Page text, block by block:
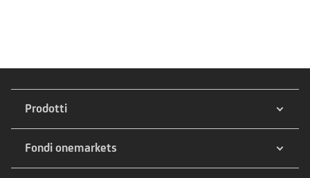
Prodotti
Fondi onemarkets